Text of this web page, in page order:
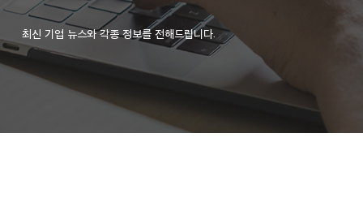
최신 기업 뉴스와 각종 정보를 전해드립니다.